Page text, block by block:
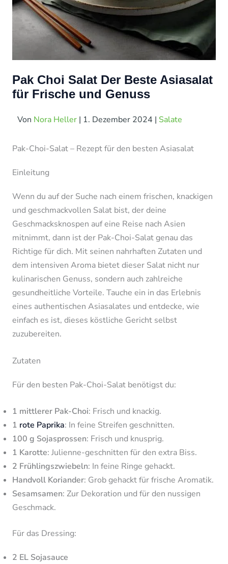
Pak Choi Salat Der Beste Asiasalat
für Frische und Genuss
Von Nora Heller | 1. Dezember 2024 | Salate
Pak-Choi-Salat – Rezept für den besten Asiasalat
Einleitung
Wenn du auf der Suche nach einem frischen, knackigen
und geschmackvollen Salat bist, der deine
Geschmacksknospen auf eine Reise nach Asien
mitnimmt, dann ist der Pak-Choi-Salat genau das
Richtige für dich. Mit seinen nahrhaften Zutaten und
dem intensiven Aroma bietet dieser Salat nicht nur
kulinarischen Genuss, sondern auch zahlreiche
gesundheitliche Vorteile. Tauche ein in das Erlebnis
eines authentischen Asiasalates und entdecke, wie
einfach es ist, dieses köstliche Gericht selbst
zuzubereiten.
Zutaten
Für den besten Pak-Choi-Salat benötigst du:
1 mittlerer Pak-Choi: Frisch und knackig.
1 rote Paprika: In feine Streifen geschnitten.
100 g Sojasprossen: Frisch und knusprig.
1 Karotte: Julienne-geschnitten für den extra Biss.
2 Frühlingszwiebeln: In feine Ringe gehackt.
Handvoll Koriander: Grob gehackt für frische Aromatik.
Sesamsamen: Zur Dekoration und für den nussigen
Geschmack.
Für das Dressing:
2 EL Sojasauce